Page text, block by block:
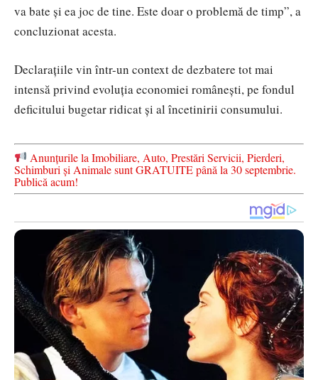
va bate și ea joc de tine. Este doar o problemă de timp”, a
concluzionat acesta.
Declarațiile vin într-un context de dezbatere tot mai
intensă privind evoluția economiei românești, pe fondul
deficitului bugetar ridicat și al încetinirii consumului.
Anunțurile la Imobiliare, Auto, Prestări Servicii, Pierderi,
Schimburi și Animale sunt GRATUITE până la 30 septembrie.
Publică acum!